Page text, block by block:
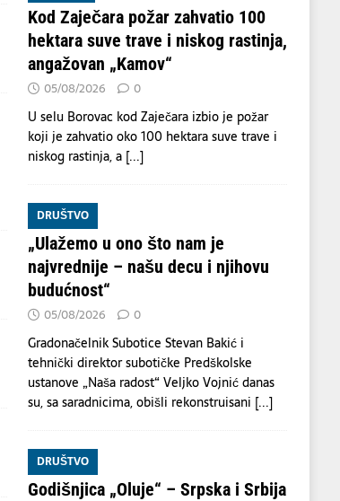
Kod Zaječara požar zahvatio 100
hektara suve trave i niskog rastinja,
angažovan „Kamov“
05/08/2026 0
U selu Borovac kod Zaječara izbio je požar
koji je zahvatio oko 100 hektara suve trave i
niskog rastinja, a [...]
DRUŠTVO
„Ulažemo u ono što nam je
najvrednije – našu decu i njihovu
budućnost“
05/08/2026 0
Gradonačelnik Subotice Stevan Bakić i
tehnički direktor subotičke Predškolske
ustanove „Naša radost“ Veljko Vojnić danas
su, sa saradnicima, obišli rekonstruisani [...]
DRUŠTVO
Godišnjica „Oluje“ – Srpska i Srbija